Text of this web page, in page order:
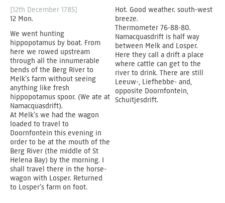
[12th December 1785]
12 Mon.
We went hunting
hippopotamus by boat. From
here we rowed upstream
through all the innumerable
bends of the Berg River to
Melk’s farm without seeing
anything like fresh
hippopotamus spoor. (We ate at
Namacquasdrift).
At Melk’s we had the wagon
loaded to travel to
Doornfontein this evening in
order to be at the mouth of the
Berg River (the middle of St
Helena Bay) by the morning. I
shall travel there in the horse-
wagon with Losper. Returned
to Losper’s farm on foot.
Hot. Good weather. south-west
breeze.
Thermometer 76-88-80.
Namacquasdrift is half way
between Melk and Losper.
Here they call a drift a place
where cattle can get to the
river to drink. There are still
Leeuw-, Liefhebbe- and,
opposite Doornfontein,
Schuitjesdrift.